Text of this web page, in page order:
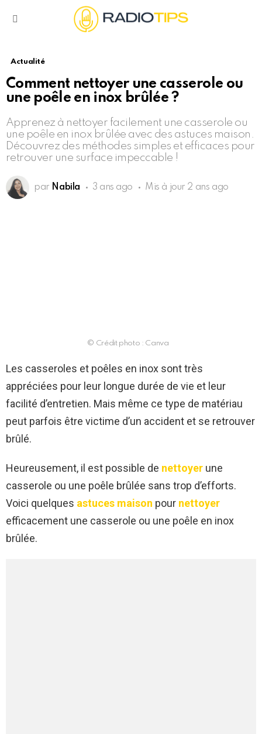
Actualité
Comment nettoyer une casserole ou
une poêle en inox brûlée ?
Apprenez à nettoyer facilement une casserole ou
une poêle en inox brûlée avec des astuces maison.
Découvrez des méthodes simples et efficaces pour
retrouver une surface impeccable !
par Nabila 3 ans ago Mis à jour 2 ans ago
© Crédit photo : Canva
Les casseroles et poêles en inox sont très
appréciées pour leur longue durée de vie et leur
facilité d’entretien. Mais même ce type de matériau
peut parfois être victime d’un accident et se retrouver
brûlé.
Heureusement, il est possible de nettoyer une
casserole ou une poêle brûlée sans trop d’efforts.
Voici quelques astuces maison pour nettoyer
efficacement une casserole ou une poêle en inox
brûlée.